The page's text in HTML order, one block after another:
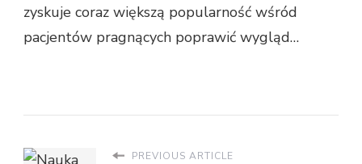
zyskuje coraz większą popularność wśród
pacjentów pragnących poprawić wygląd…
PREVIOUS ARTICLE